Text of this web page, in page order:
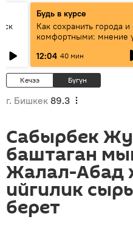
Будь в курсе
Как сохранить города и
комфортными: мнение
12:04 40 мин
Кечээ Бүгүн
г. Бишкек 89.3
Сабырбек
баштаган
Жалал-Абад
ийгилик
берет